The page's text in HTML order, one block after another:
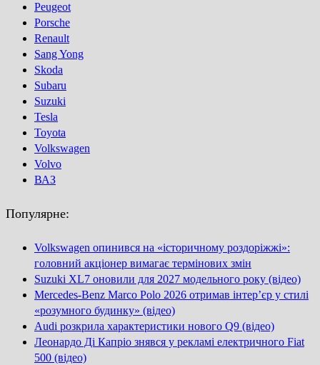
Peugeot
Porsсhe
Renault
Sang Yong
Skoda
Subaru
Suzuki
Tesla
Toyota
Volkswagen
Volvo
ВАЗ
Популярне:
Volkswagen опинився на «історичному роздоріжжі»:
головний акціонер вимагає термінових змін
Suzuki XL7 оновили для 2027 модельного року (відео)
Mercedes-Benz Marco Polo 2026 отримав інтер’єр у стилі
«розумного будинку» (відео)
Audi розкрила характеристики нового Q9 (відео)
Леонардо Ді Капріо знявся у рекламі електричного Fiat
500 (відео)